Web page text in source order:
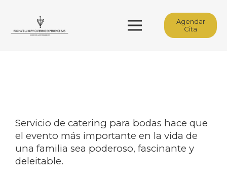
Agendar
Cita
Servicio de catering para bodas hace que
el evento más importante en la vida de
una familia sea poderoso, fascinante y
deleitable.